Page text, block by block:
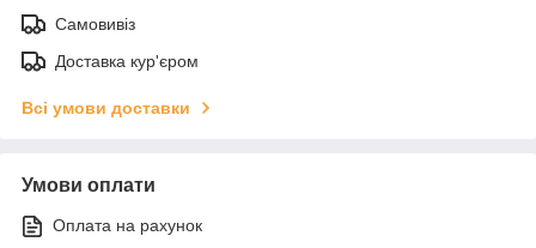
Самовивіз
Доставка кур'єром
Всі умови доставки
Умови оплати
Оплата на рахунок